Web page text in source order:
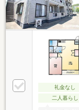
礼金なし
二人暮らし